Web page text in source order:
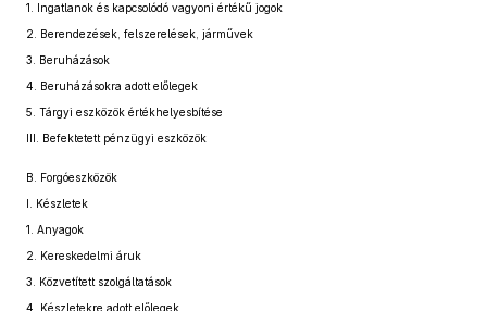
1.
Ingatlanok és kapcsolódó vagyoni értékű jogok
2.
Berendezések, felszerelések, járművek
3.
Beruházások
4.
Beruházásokra adott előlegek
5. Tárgyi eszközök értékhelyesbítése
III.
Befektetett pénzügyi eszközök
B. Forgóeszközök
I.
Készletek
1. Anyagok
2.
Kereskedelmi áruk
3.
Közvetített szolgáltatások
4.
Készletekre adott előlegek